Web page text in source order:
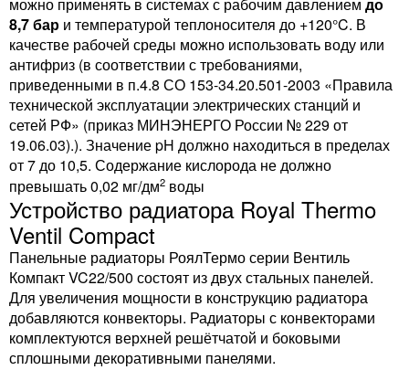
8,7 бар и температурой теплоносителя до +120°C. В
качестве рабочей среды можно использовать воду или
антифриз (в соответствии с требованиями,
приведенными в п.4.8 СО 153-34.20.501-2003 «Правила
технической эксплуатации электрических станций и
сетей РФ» (приказ МИНЭНЕРГО России № 229 от
19.06.03).). Значение pH должно находиться в пределах
от 7 до 10,5. Содержание кислорода не должно
превышать 0,02 мг/дм2 воды
Устройство радиатора Royal Thermo
Ventil Compact
Панельные радиаторы РоялТермо серии Вентиль
Компакт VC22/500 состоят из двух стальных панелей.
Для увеличения мощности в конструкцию радиатора
добавляются конвекторы. Радиаторы с конвекторами
комплектуются верхней решётчатой и боковыми
сплошными декоративными панелями.